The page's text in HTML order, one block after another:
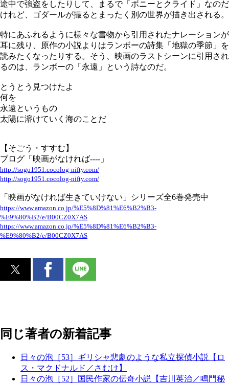
途中で強盗をしたりして、まるで「ボニーとクライド」なのだ
けれど、ゴダールが撮るとまったく別の世界が描き出される。
特にあふれるように様々な書物から引用されたナレーションが
耳に残り、原作の小説よりはランボーの詩集「地獄の季節」を
読みたくなったりする。そう、映画のラストシーンに引用され
るのは、ランボーの「永遠」という詩なのだ。
とうとう見つけたよ
何を
永遠というもの
太陽に溶けていく海のことだ
【そごう・すすむ】
ブログ「映画がなければ----」
http://sogo1951.cocolog-nifty.com/
http://sogo1951.cocolog-nifty.com/
「映画がなければ生きていけない」シリーズ全6巻発売中
https://www.amazon.co.jp/%E5%8D%81%E6%B2%B3-
%E9%80%B2/e/B00CZ0X7AS
https://www.amazon.co.jp/%E5%8D%81%E6%B2%B3-
%E9%80%B2/e/B00CZ0X7AS
同じ著者の新着記事
日々の泡［53］ギリシャ悲劇のような私立探偵小説【ロ
ス・マクドナルド／さむけ】
日々の泡［52］国民作家の伝奇小説【吉川英治／鳴門秘